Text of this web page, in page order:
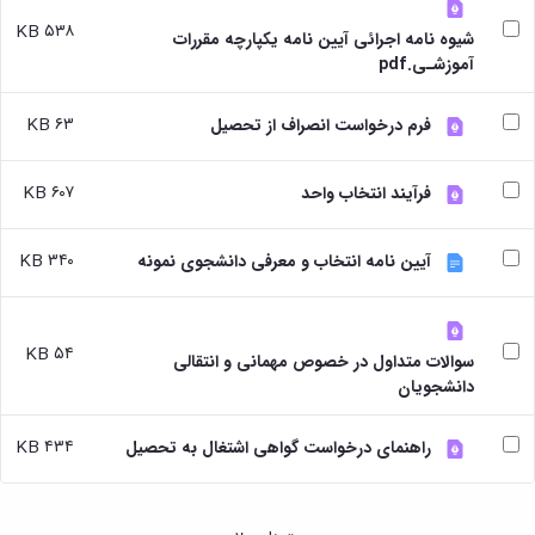
و
تحصیلات
تکمیلی
دروس
کارشناسی
فرم
ها
نامه
ها
ترم
بندی
دروس
تحصیلات
تکمیلی
فرم
ها
و
آئین
ترفیع
آئین
نامه
های
پژوهشی
پژوهشی
کارگاه ها
و
آزمایشگاه
ها
آزمایشگاه
انگل
شناسی
آزمایشگاه
بیوشیمی
و
فیزیولوژی
آزمایشگاه
آموزشی
بهداشت
و
کنترل
کیفی
موادغذایی
شیوه نامه اجرائی آیین نامه یکپارچه مقررات
آموزشـی.pdf
۵۳۸ KB
فرم درخواست انصراف از تحصیل ۶۳ KB
فرآیند انتخاب واحد ۶۰۷ KB
آیین نامه انتخاب و معرفی دانشجوی نمونه ۳۴۰ KB
سوالات متداول در خصوص مهمانی و انتقالی
دانشجویان
۵۴ KB
راهنمای درخواست گواهی اشتغال به تحصیل ۴۳۴ KB